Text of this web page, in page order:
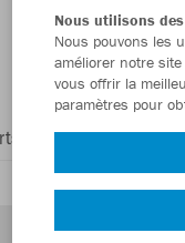
Ziptops 10
Nous utilisons
Nous pouvons les
améliorer notre
vous offrir la
paramètres pour